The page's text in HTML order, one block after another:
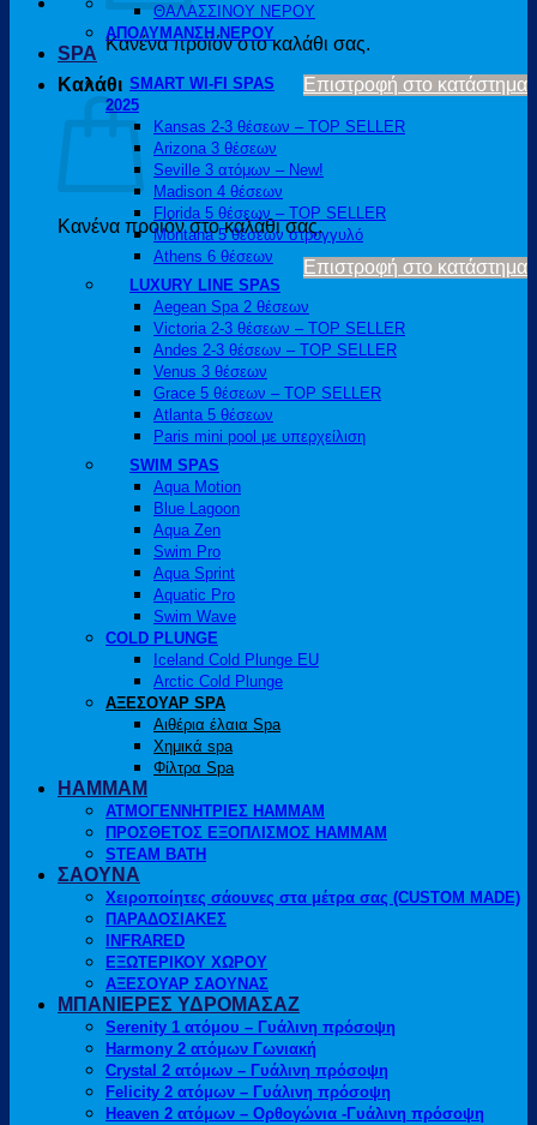
Κανένα προϊόν στο καλάθι σας.
Επιστροφή στο κατάστημα
Καλάθι
Κανένα προϊόν στο καλάθι σας.
Επιστροφή στο κατάστημα
ΘΑΛΑΣΣΙΝΟΥ ΝΕΡΟΥ
ΑΠΟΛΥΜΑΝΣΗ ΝΕΡΟΥ
SPA
SMART WI-FI SPAS
2025
Kansas 2-3 θέσεων – TOP SELLER
Arizona 3 θέσεων
Seville 3 ατόμων – New!
Madison 4 θέσεων
Florida 5 θέσεων – TOP SELLER
Montana 5 θέσεων στρογγυλό
Athens 6 θέσεων
LUXURY LINE SPAS
Aegean Spa 2 θέσεων
Victoria 2-3 θέσεων – TOP SELLER
Andes 2-3 θέσεων – TOP SELLER
Venus 3 θέσεων
Grace 5 θέσεων – TOP SELLER
Atlanta 5 θέσεων
Paris mini pool με υπερχείλιση
SWIM SPAS
Aqua Motion
Blue Lagoon
Aqua Zen
Swim Pro
Aqua Sprint
Aquatic Pro
Swim Wave
COLD PLUNGE
Iceland Cold Plunge EU
Arctic Cold Plunge
ΑΞΕΣΟΥΑΡ SPA
Αιθέρια έλαια Spa
Χημικά spa
Φίλτρα Spa
HAMMAM
ΑΤΜΟΓΕΝΝΗΤΡΙΕΣ HAMMAM
ΠΡΟΣΘΕΤΟΣ ΕΞΟΠΛΙΣΜΟΣ HAMMAM
STEAM BATH
ΣΑΟΥΝΑ
Χειροποίητες σάουνες στα μέτρα σας (CUSTOM MADE)
ΠΑΡΑΔΟΣΙΑΚΕΣ
INFRARED
ΕΞΩΤΕΡΙΚΟΥ ΧΩΡΟΥ
ΑΞΕΣΟΥΑΡ ΣΑΟΥΝΑΣ
ΜΠΑΝΙΕΡΕΣ ΥΔΡΟΜΑΣΑΖ
Serenity 1 ατόμου – Γυάλινη πρόσοψη
Harmony 2 ατόμων Γωνιακή
Crystal 2 ατόμων – Γυάλινη πρόσοψη
Felicity 2 ατόμων – Γυάλινη πρόσοψη
Heaven 2 ατόμων – Ορθογώνια -Γυάλινη πρόσοψη